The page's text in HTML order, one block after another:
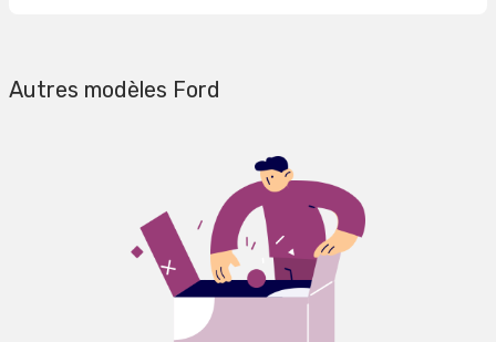
Autres modèles Ford